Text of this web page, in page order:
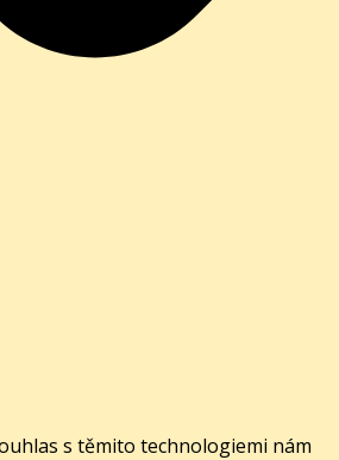
s těmito technologiemi nám